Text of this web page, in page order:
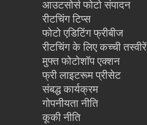
आउटसोर्स फोटो संपादन
रीटचिंग टिप्स
फोटो एडिटिंग फ्रीबीज
रीटचिंग के लिए कच्ची तस्वीरें
मुफ्त फोटोशॉप एक्शन
फ्री लाइटरूम प्रीसेट
संबद्ध कार्यक्रम
गोपनीयता नीति
कूकी नीति